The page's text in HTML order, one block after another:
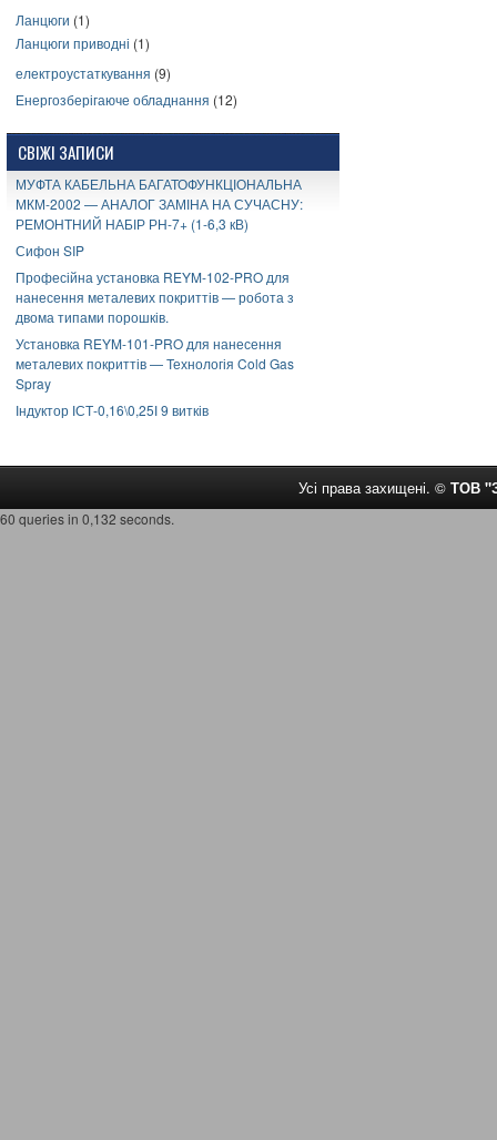
Ланцюги (1)
Ланцюги приводні (1)
електроустаткування (9)
Енергозберігаюче обладнання (12)
СВІЖІ ЗАПИСИ
МУФТА КАБЕЛЬНА БАГАТОФУНКЦІОНАЛЬНА
МКМ-2002 — АНАЛОГ ЗАМІНА НА СУЧАСНУ:
РЕМОНТНИЙ НАБІР РН-7+ (1-6,3 кВ)
Сифон SIP
Професійна установка REYM-102-PRO для
нанесення металевих покриттів — робота з
двома типами порошків.
Установка REYM-101-PRO для нанесення
металевих покриттів — Технологія Cold Gas
Spray
Індуктор ІСТ-0,16\0,25І 9 витків
Усі права захищені. © ТОВ
60 queries in 0,132 seconds.